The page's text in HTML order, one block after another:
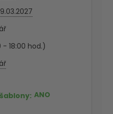
- 18:00 hod.)
ANO